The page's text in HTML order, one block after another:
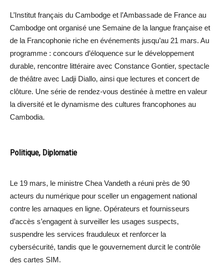
L’Institut français du Cambodge et l’Ambassade de France au
Cambodge ont organisé une Semaine de la langue française et
de la Francophonie riche en événements jusqu’au 21 mars. Au
programme : concours d’éloquence sur le développement
durable, rencontre littéraire avec Constance Gontier, spectacle
de théâtre avec Ladji Diallo, ainsi que lectures et concert de
clôture. Une série de rendez-vous destinée à mettre en valeur
la diversité et le dynamisme des cultures francophones au
Cambodia.
Politique, Diplomatie
Le 19 mars, le ministre Chea Vandeth a réuni près de 90
acteurs du numérique pour sceller un engagement national
contre les arnaques en ligne. Opérateurs et fournisseurs
d’accès s’engagent à surveiller les usages suspects,
suspendre les services frauduleux et renforcer la
cybersécurité, tandis que le gouvernement durcit le contrôle
des cartes SIM.